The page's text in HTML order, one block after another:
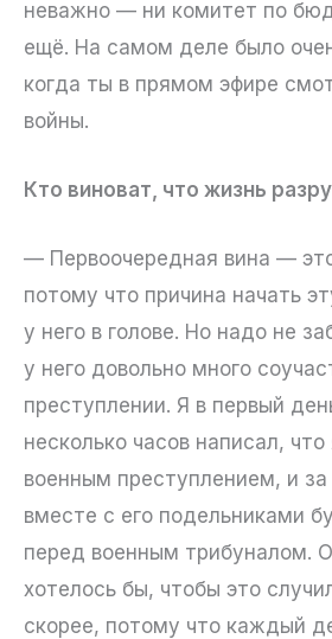
неважно — ни комитет по
ещё. На самом деле было
когда ты в прямом эфире
войны.
Кто виноват, что жизнь
— Первоочередная вина —
потому что причина начать
у него в голове. Но надо не
у него довольно много
преступлении. Я в первый
несколько часов написал,
военным преступлением, и за
вместе с его подельниками
перед военным трибуналом.
хотелось бы, чтобы это
скорее, потому что каждый